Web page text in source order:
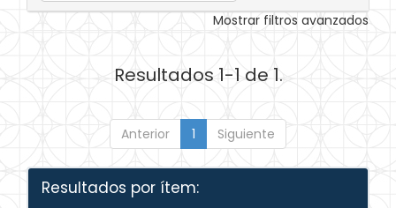
Mostrar filtros avanzados
Resultados 1-1 de 1.
Anterior 1 Siguiente
Resultados por ítem: